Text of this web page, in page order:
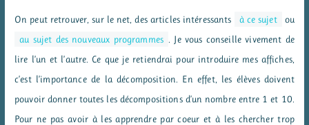
On peut retrouver, sur le net, des articles intéressants à ce sujet
ou
au sujet des nouveaux programmes
. Je vous conseille vivement de
lire l’un et l’autre. Ce que je retiendrai pour introduire mes affiches,
c’est l’importance de la décomposition. En effet, les élèves doivent
pouvoir donner toutes les décompositions d’un nombre entre 1 et 10.
Pour ne pas avoir à les apprendre par coeur et à les chercher trop